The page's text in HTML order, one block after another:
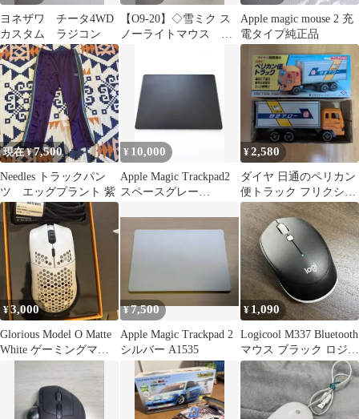
ヨネザワ チータ4WD
カスタム ラジコン
【O9-20】◇雪ミク ス
ノーライトマウス 中
Apple magic mouse 2 充
電タイプ純正品
現在 ¥7,500
Needles トラックパン
ツ エッグプラント 紫
¥ 10,000
Apple Magic Trackpad2
スペースグレー
¥2,580
ダイヤ 日通のペリカン
便トラック フリクショ
ン 本体
¥3,000
Glorious Model O Matte
White ゲーミングマウ
¥7,500
Apple Magic Trackpad 2
シルバー A1535
¥ 1,090
Logicool M337 Bluetooth
マウス ブラック ロジク
ール